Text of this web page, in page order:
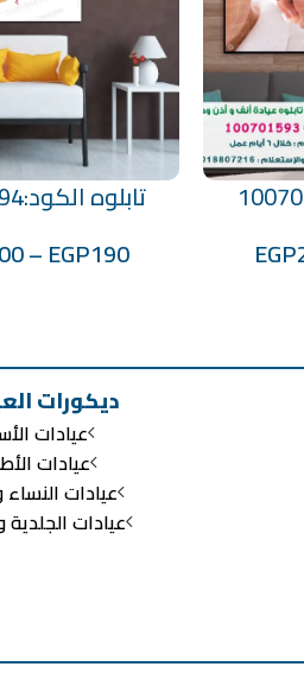
EGP
تحديد أحد الخيارات
تابلوه الكود:100701594
EGP190
–
ديكورات
عيادات
عيادات
عيادات النساء
عيادات الجلدية